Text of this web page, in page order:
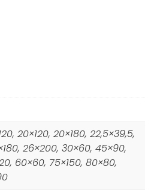
20×120, 20×180, 22,5×39,5,
26×200, 30×60, 45×90,
60×60, 75×150, 80×80,